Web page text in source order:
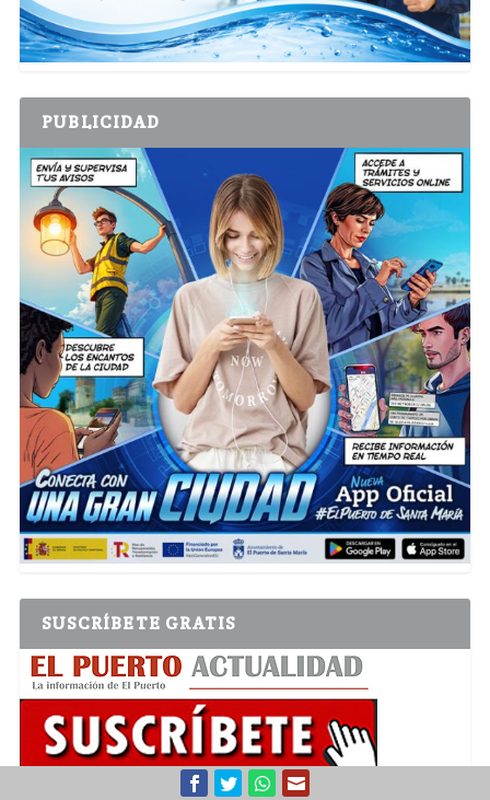
PUBLICIDAD
SUSCRÍBETE GRATIS